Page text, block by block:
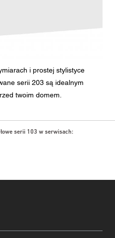
i prostej stylistyce
serii 203 są idealnym
twoim domem.
serii 103 w serwisach: